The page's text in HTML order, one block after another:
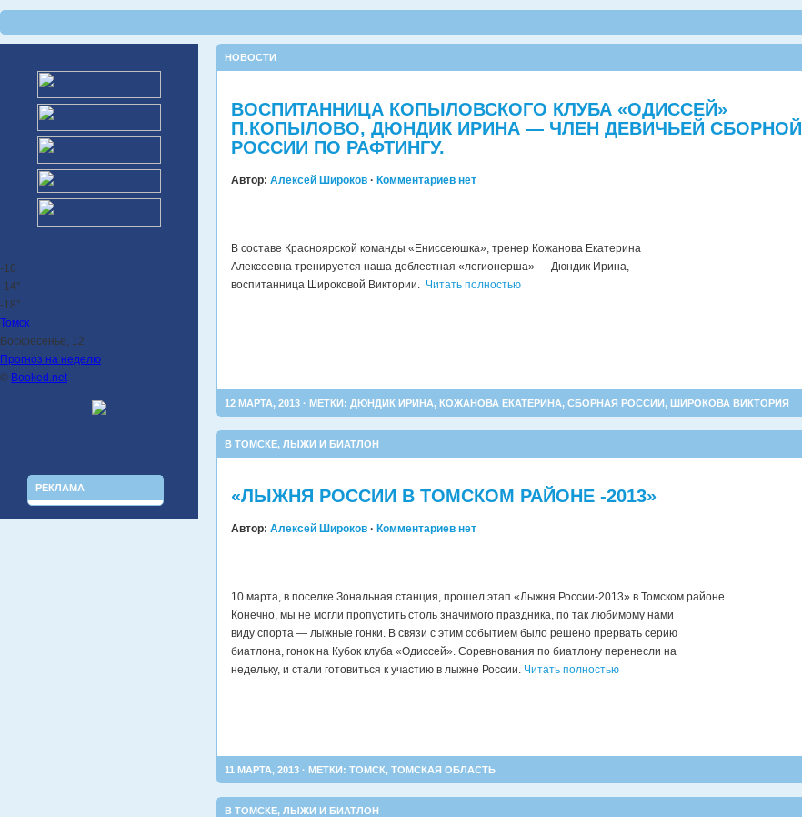
-16
-14°
-18°
Томск
Воскресенье, 12
Прогноз на неделю
© Booked.net
РЕКЛАМА
НОВОСТИ
ВОСПИТАННИЦА КОПЫЛОВСКОГО КЛУБА «ОДИССЕЙ»
П.КОПЫЛОВО, ДЮНДИК ИРИНА — ЧЛЕН ДЕВИЧЬЕЙ СБОРНОЙ
РОССИИ ПО РАФТИНГУ.
Автор: Алексей Широков · Комментариев нет
В составе Красноярской команды «Ениссеюшка», тренер Кожанова Екатерина
Алексеевна тренируется наша доблестная «легионерша» — Дюндик Ирина,
воспитанница Широковой Виктории. Читать полностью
12 МАРТА, 2013 · МЕТКИ: ДЮНДИК ИРИНА, КОЖАНОВА ЕКАТЕРИНА, СБОРНАЯ РОССИИ, ШИРОКОВА ВИКТОРИЯ
В ТОМСКЕ, ЛЫЖИ И БИАТЛОН
«ЛЫЖНЯ РОССИИ В ТОМСКОМ РАЙОНЕ -2013»
Автор: Алексей Широков · Комментариев нет
10 марта, в поселке Зональная станция, прошел этап «Лыжня России-2013» в Томском районе.
Конечно, мы не могли пропустить столь значимого праздника, по так любимому нами
виду спорта — лыжные гонки. В связи с этим событием было решено прервать серию
биатлона, гонок на Кубок клуба «Одиссей». Соревнования по биатлону перенесли на
недельку, и стали готовиться к участию в лыжне России. Читать полностью
11 МАРТА, 2013 · МЕТКИ: ТОМСК, ТОМСКАЯ ОБЛАСТЬ
В ТОМСКЕ, ЛЫЖИ И БИАТЛОН